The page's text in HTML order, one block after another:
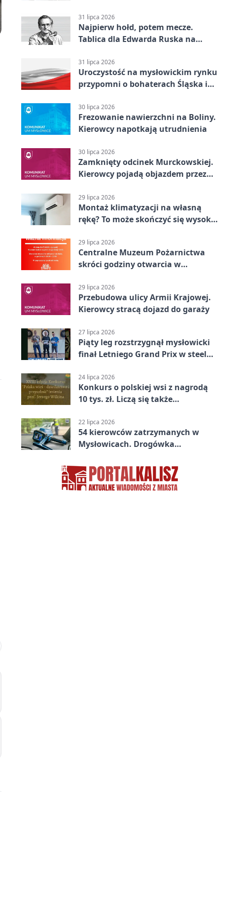
31 lipca 2026
Najpierw hołd, potem mecze.
Tablica dla Edwarda Ruska na
31 lipca 2026
Uroczystość na mysłowickim rynku
przypomni o bohaterach Śląska i
30 lipca 2026
Frezowanie nawierzchni na Boliny.
Kierowcy napotkają utrudnienia
30 lipca 2026
Zamknięty odcinek Murckowskiej.
Kierowcy pojadą objazdem przez
29 lipca 2026
Montaż klimatyzacji na własną
rękę? To może skończyć się wysoką
29 lipca 2026
Centralne Muzeum Pożarnictwa
skróci godziny otwarcia w
29 lipca 2026
Przebudowa ulicy Armii Krajowej.
Kierowcy stracą dojazd do garaży
27 lipca 2026
Piąty leg rozstrzygnął mysłowicki
finał Letniego Grand Prix w steel
24 lipca 2026
Konkurs o polskiej wsi z nagrodą
10 tys. zł. Liczą się także
22 lipca 2026
54 kierowców zatrzymanych w
Mysłowicach. Drogówka